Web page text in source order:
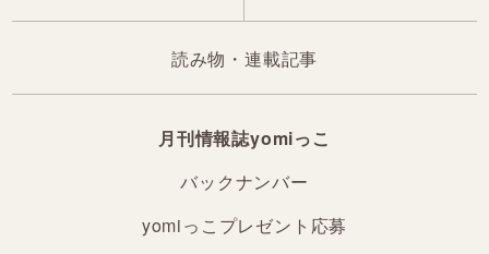
読み物・連載記事
月刊情報誌yomiっこ
バックナンバー
yomiっこプレゼント応募